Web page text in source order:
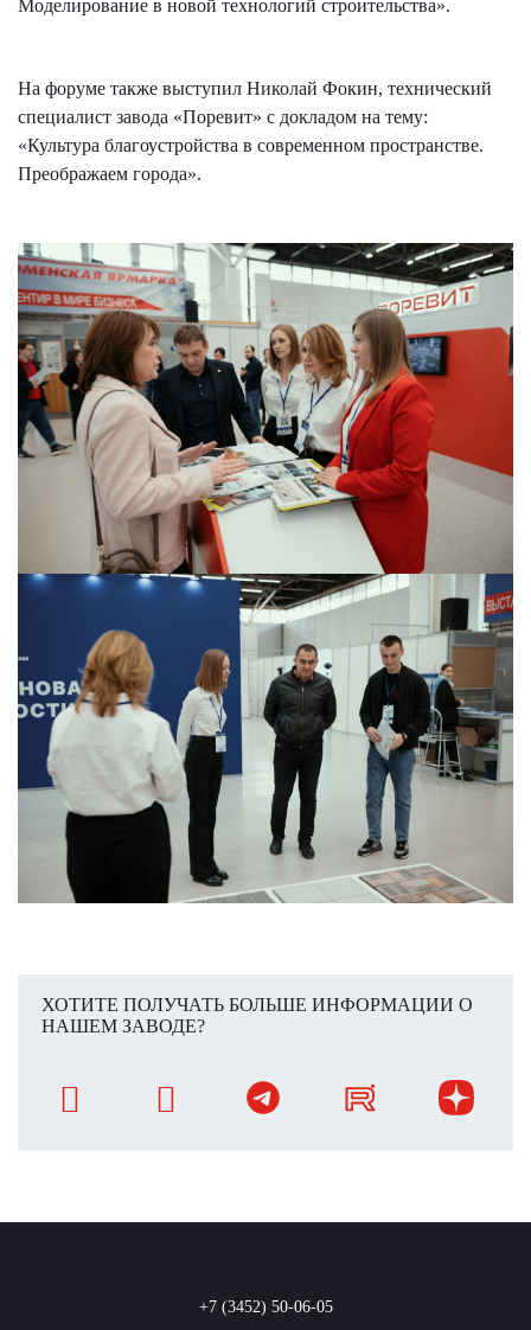
Моделирование в новой технологий строительства».
На форуме также выступил Николай Фокин, технический
специалист завода «Поревит» с докладом на тему:
«Культура благоустройства в современном пространстве.
Преображаем города».
ХОТИТЕ ПОЛУЧАТЬ БОЛЬШЕ ИНФОРМАЦИИ О
НАШЕМ ЗАВОДЕ?
+7 (3452) 50-06-05